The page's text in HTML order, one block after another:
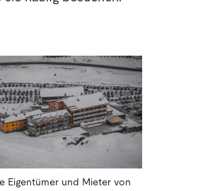
Eigentümer und Mieter von